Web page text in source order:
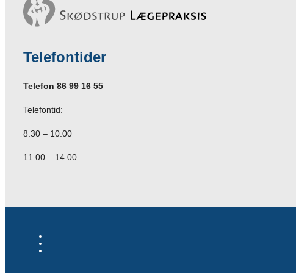
Telefontider
Telefon 86 99 16 55
Telefontid:
8.30 – 10.00
11.00 – 14.00